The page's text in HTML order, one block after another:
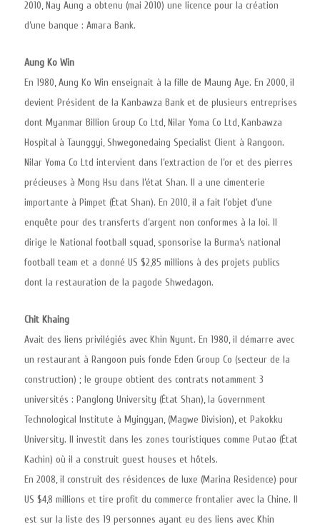
2010, Nay Aung a obtenu (mai 2010) une licence pour la création
d’une banque : Amara Bank.
Aung Ko Win
En 1980, Aung Ko Win enseignait à la fille de Maung Aye. En 2000, il
devient Président de la Kanbawza Bank et de plusieurs entreprises
dont Myanmar Billion Group Co Ltd, Nilar Yoma Co Ltd, Kanbawza
Hospital à Taunggyi, Shwegonedaing Specialist Client à Rangoon.
Nilar Yoma Co Ltd intervient dans l’extraction de l’or et des pierres
précieuses à Mong Hsu dans l’état Shan. Il a une cimenterie
importante à Pimpet (État Shan). En 2010, il a fait l’objet d’une
enquête pour des transferts d’argent non conformes à la loi. Il
dirige le National football squad, sponsorise la Burma’s national
football team et a donné US $2,85 millions à des projets publics
dont la restauration de la pagode Shwedagon.
Chit Khaing
Avait des liens privilégiés avec Khin Nyunt. En 1980, il démarre avec
un restaurant à Rangoon puis fonde Eden Group Co (secteur de la
construction) ; le groupe obtient des contrats notamment 3
universités : Panglong University (État Shan), la Government
Technological Institute à Myingyan, (Magwe Division), et Pakokku
University. Il investit dans les zones touristiques comme Putao (État
Kachin) où il a construit guest houses et hôtels.
En 2008, il construit des résidences de luxe (Marina Residence) pour
US $4,8 millions et tire profit du commerce frontalier avec la Chine. Il
est sur la liste des 19 personnes ayant eu des liens avec Khin